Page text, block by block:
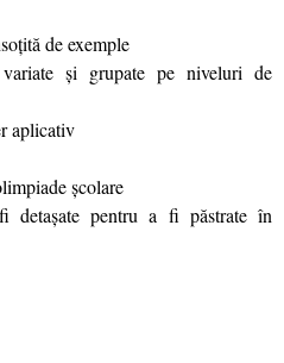
de exemple
şi grupate pe niveluri de
aplicativ
şcolare
detaşate pentru a fi păstrate în